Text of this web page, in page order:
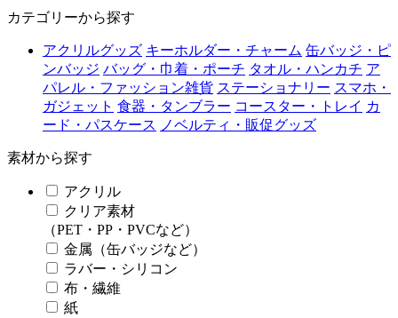
カテゴリーから探す
アクリルグッズ キーホルダー・チャーム 缶バッジ・ピ
ンバッジ バッグ・巾着・ポーチ タオル・ハンカチ ア
パレル・ファッション雑貨 ステーショナリー スマホ・
ガジェット 食器・タンブラー コースター・トレイ カ
ード・パスケース ノベルティ・販促グッズ
素材から探す
アクリル
クリア素材
（PET・PP・PVCなど）
金属（缶バッジなど）
ラバー・シリコン
布・繊維
紙